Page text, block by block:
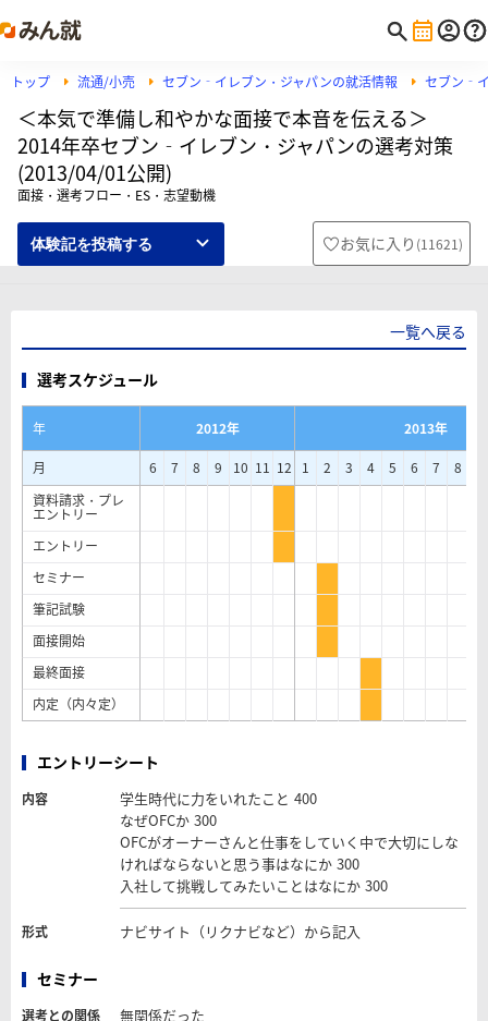
トップ 流通/小売 セブン‐イレブン・ジャパンの就活情報 セブン‐
＜本気で準備し和やかな面接で本音を伝える＞
2014年卒セブン‐イレブン・ジャパンの選考対策
(2013/04/01公開)
面接・選考フロー・ES・志望動機
体験記を投稿する お気に入り (11621)
一覧へ戻る
選考スケジュール
年 2012年
2013年
月
6 7 8 9 10 11 12 1 2 3 4 5 6 7 8
資料請求・プレ
エントリー
エントリー
セミナー
筆記試験
面接開始
最終面接
内定（内々定）
エントリーシート
内容
学生時代に力をいれたこと 400
なぜOFCか 300
OFCがオーナーさんと仕事をしていく中で大切にしな
ければならないと思う事はなにか 300
入社して挑戦してみたいことはなにか 300
形式 ナビサイト（リクナビなど）から記入
セミナー
選考との関係 無関係だった